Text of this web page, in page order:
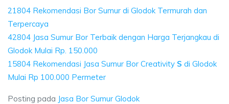
21804 Rekomendasi Bor Sumur di Glodok Termurah dan
Terpercaya
42804 Jasa Sumur Bor Terbaik dengan Harga Terjangkau di
Glodok Mulai Rp. 150.000
15804 Rekomendasi Jasa Sumur Bor Creativity S di Glodok
Mulai Rp 100.000 Permeter
Posting pada Jasa Bor Sumur Glodok